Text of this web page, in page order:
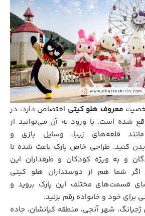
معروف هلو کیتی اختصاص دارد، در
شده است. با ورود به آن می‌توانید از
قلعه‌های زیبا، وسایل بازی و
کنید. طراحی خاص پارک باعث شده تا
و به ویژه کودکان و طرفداران این
شما هم از دوستداران هلو کیتی
قسمت‌های مختلف این پارک بروید و
خود و خانواده رقم بزنید.
ژجیانگ، شهر آنجی، منطقه کیانشان، جاده